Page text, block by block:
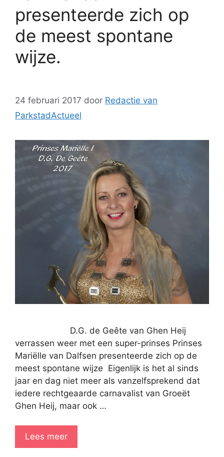
presenteerde zich op
de meest spontane
wijze.
24 februari 2017 door Redactie van
ParkstadActueel
D.G. de Geête van Ghen Heij
verrassen weer met een super-prinses Prinses
Mariëlle van Dalfsen presenteerde zich op de
meest spontane wijze Eigenlijk is het al sinds
jaar en dag niet meer als vanzelfsprekend dat
iedere rechtgeaarde carnavalist van Groeët
Ghen Heij, maar ook …
Lees meer